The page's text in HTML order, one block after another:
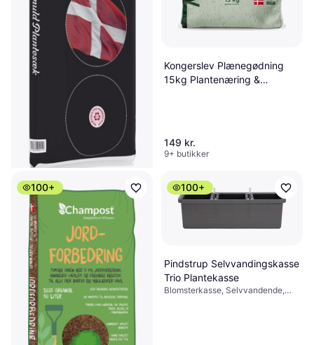
Danmuld Plantesæk 40 Liter
Plantejord
Plantejord, Udendørs jord
17 kr.
2 butikker
Kongerslev Plænegødning
15kg Plantenæring &
149 kr.
9+ butikker
100+ 100+
Pindstrup Selvvandingskasse
Trio Plantekasse
Blomsterkasse, Selvvandende,